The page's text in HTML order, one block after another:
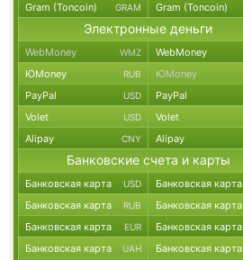
Gram (Toncoin) GRAM Gram (Toncoin)
Электронные деньги
WebMoney WMZ WebMoney
ЮMoney RUB ЮMoney
PayPal USD PayPal
Volet USD Volet
Alipay CNY Alipay
Банковские счета и карты
Банковская карта USD Банковская карта
Банковская карта RUB Банковская карта
Банковская карта EUR Банковская карта
Банковская карта UAH Банковская карта